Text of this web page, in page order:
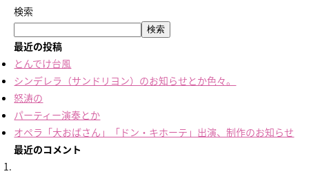
検索
検索
最近の投稿
とんでけ台風
シンデレラ（サンドリヨン）のお知らせとか色々。
怒涛の
パーティー演奏とか
オペラ「大おばさん」「ドン・キホーテ」出演、制作のお知らせ
最近のコメント